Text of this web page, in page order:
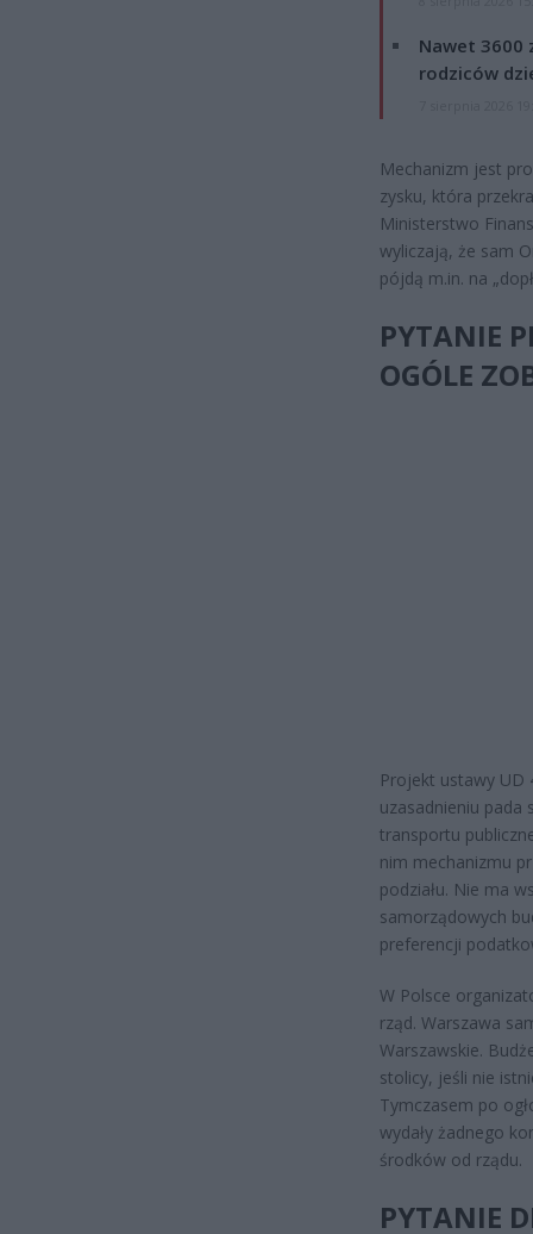
Nawet 3600
rodziców
Mechanizm jest
zysku, która
Ministerstwo
wyliczają, że sam
pójdą m.in. na
PYTANIE
OGÓLE
Projekt ustawy UD
uzasadnieniu pada
transportu
nim mechanizmu
podziału. Nie ma
samorządowych
preferencji
W Polsce
rząd. Warszawa
Warszawskie.
stolicy, jeśli nie
Tymczasem po
wydały żadnego
środków od rządu.
PYTANIE